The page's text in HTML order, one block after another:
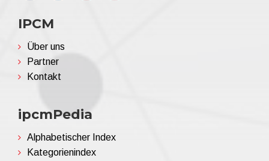
IPCM
Über uns
Partner
Kontakt
ipcmPedia
Alphabetischer Index
Kategorienindex